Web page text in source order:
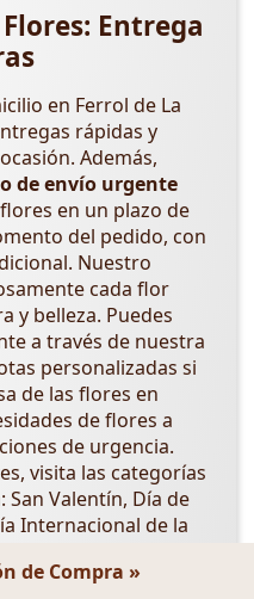
Entrega
en Ferrol de La
rápidas y
Además,
de envío urgente
en un plazo de
del pedido, con
Nuestro
cada flor
y belleza. Puedes
a través de nuestra
personalizadas si
de las flores en
de flores a
de urgencia.
visita las categorías
Valentín, Día de
Internacional de la
de Compra »